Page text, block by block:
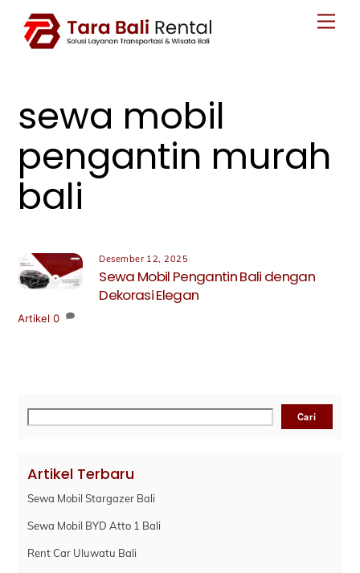
content
sewa mobil
pengantin murah
bali
Desember 12, 2025
Sewa Mobil Pengantin Bali dengan
Dekorasi Elegan
Artikel 0
Cari Cari
Artikel Terbaru
Sewa Mobil Stargazer Bali
Sewa Mobil BYD Atto 1 Bali
Rent Car Uluwatu Bali